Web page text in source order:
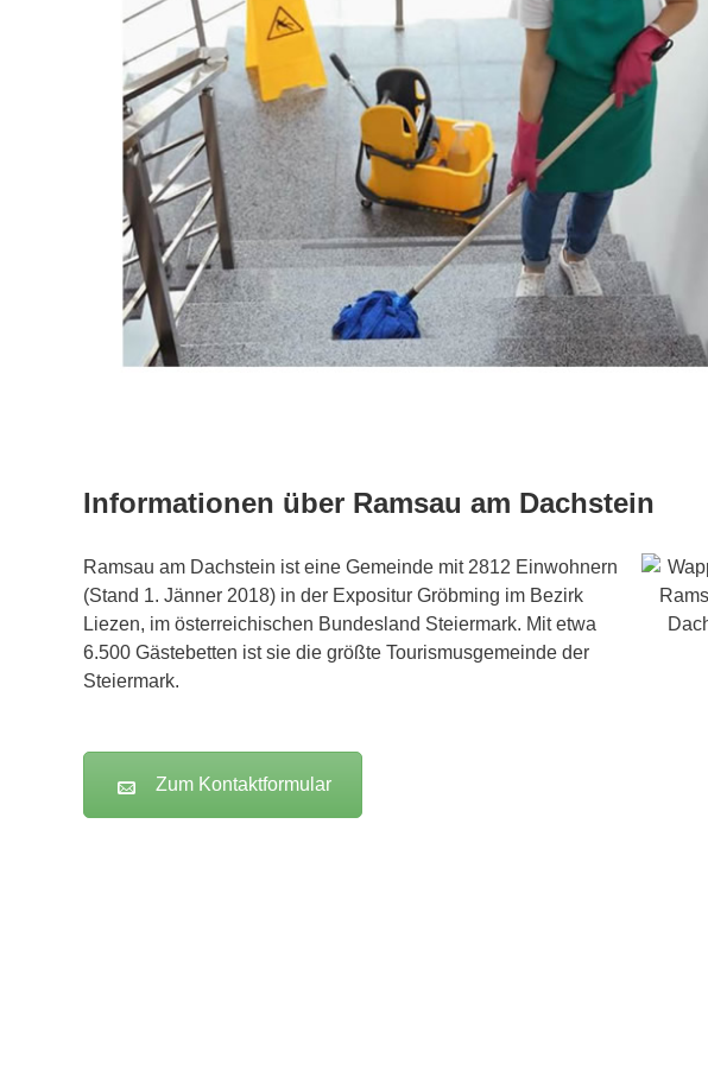
Informationen über Ramsau am Dachstein
Ramsau am Dachstein ist eine Gemeinde mit 2812 Einwohnern
(Stand 1. Jänner 2018) in der Expositur Gröbming im Bezirk
Liezen, im österreichischen Bundesland Steiermark. Mit etwa
6.500 Gästebetten ist sie die größte Tourismusgemeinde der
Steiermark.
Zum Kontaktformular